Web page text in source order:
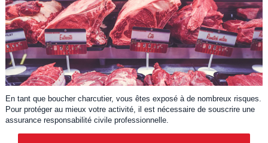
En tant que boucher charcutier, vous êtes exposé à de nombreux risques.
Pour protéger au mieux votre activité, il est nécessaire de souscrire une
assurance responsabilité civile professionnelle.